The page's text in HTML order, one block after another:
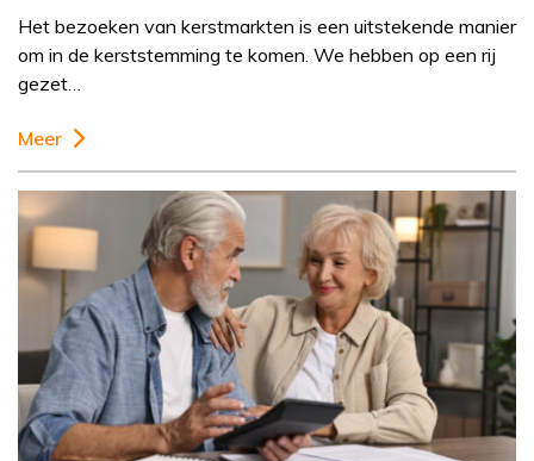
Het bezoeken van kerstmarkten is een uitstekende manier
om in de kerststemming te komen. We hebben op een rij
gezet…
Meer